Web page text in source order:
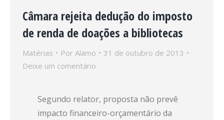
Câmara rejeita dedução do imposto
de renda de doações a bibliotecas
Matérias Por Alamo
31 de outubro de 2013
Deixe um comentário
Segundo relator, proposta não prevê
impacto financeiro-orçamentário da